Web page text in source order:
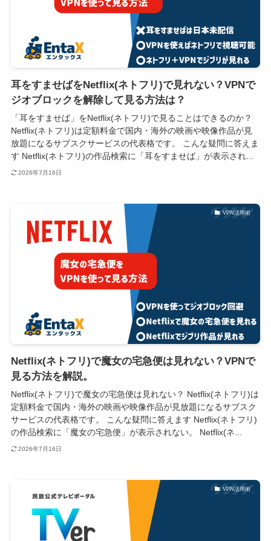
耳をすませばをNetflix(ネトフリ)で見れない？VPNで
ジオブロックを解除して見る方法は？
「耳をすませば」をNetflix(ネトフリ)で見ることはできるのか？
Netflix(ネトフリ)は定額料金で国内・海外の映画や映像作品が見
放題になるサブスクサービスの代表格です。 こんな疑問に答えま
す Netflix(ネトフリ)の作品検索に「耳をすませば」が表示され...
2026年7月16日
VPN活用術
Netflix(ネトフリ)で魔女の宅急便は見れない？VPNで
見る方法を解説。
Netflix(ネトフリ)で魔女の宅急便は見れない？ Netflix(ネトフリ)は
定額料金で国内・海外の映画や映像作品が見放題になるサブスク
サービスの代表格です。 こんな疑問に答えます Netflix(ネトフリ)
の作品検索に「魔女の宅急便」が表示されない。 Netflix(ネ...
2026年7月16日
VPN活用術